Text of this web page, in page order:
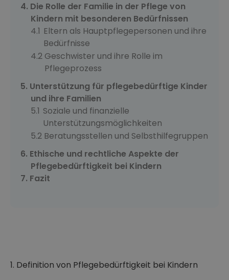
Die Rolle der Familie in der Pflege von
Kindern mit besonderen Bedürfnissen
Eltern als Hauptpflegepersonen und ihre
Bedürfnisse
Geschwister und ihre Rolle im
Pflegeprozess
Unterstützung für pflegebedürftige Kinder
und ihre Familien
Soziale und finanzielle
Unterstützungsmöglichkeiten
Beratungsstellen und Selbsthilfegruppen
Ethische und rechtliche Aspekte der
Pflegebedürftigkeit bei Kindern
Fazit
1. Definition von Pflegebedürftigkeit bei Kindern